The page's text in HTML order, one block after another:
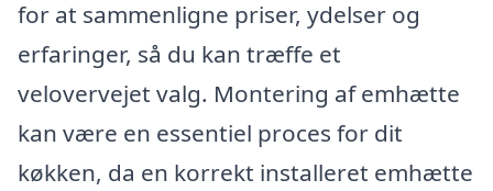
for at sammenligne priser, ydelser og
erfaringer, så du kan træffe et
velovervejet valg. Montering af emhætte
kan være en essentiel proces for dit
køkken, da en korrekt installeret emhætte